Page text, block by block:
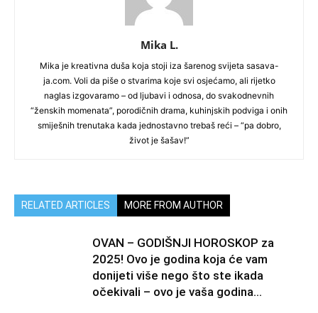
Mika L.
Mika je kreativna duša koja stoji iza šarenog svijeta sasava-
ja.com. Voli da piše o stvarima koje svi osjećamo, ali rijetko
naglas izgovaramo – od ljubavi i odnosa, do svakodnevnih
“ženskih momenata”, porodičnih drama, kuhinjskih podviga i onih
smiješnih trenutaka kada jednostavno trebaš reći – “pa dobro,
život je šašav!”
RELATED ARTICLES MORE FROM AUTHOR
OVAN – GODIŠNJI HOROSKOP za
2025! Ovo je godina koja će vam
donijeti više nego što ste ikada
očekivali – ovo je vaša godina...